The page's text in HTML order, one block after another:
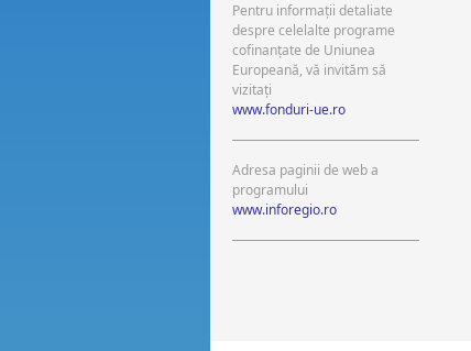
Pentru informaţii detaliate
despre celelalte programe
cofinanţate de Uniunea
Europeană, vă invităm să
vizitaţi
www.fonduri-ue.ro
Adresa paginii de web a
programului
www.inforegio.ro